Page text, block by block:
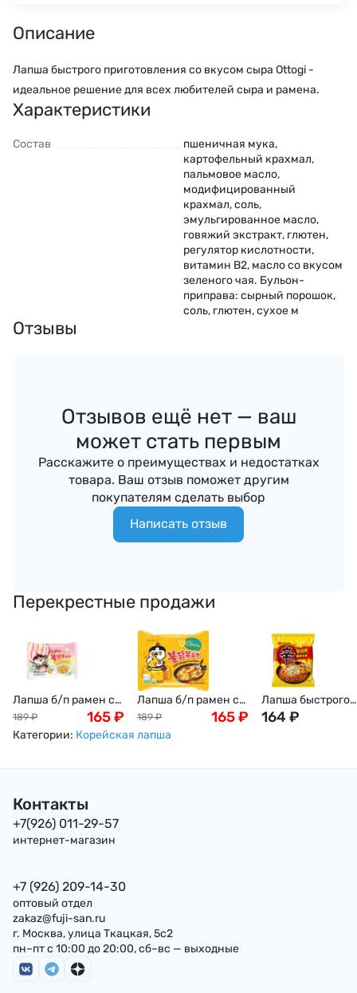
Описание
Лапша быстрого приготовления со вкусом сыра Ottogi -
идеальное решение для всех любителей сыра и рамена.
Характеристики
Состав
пшеничная мука,
картофельный крахмал,
пальмовое масло,
модифицированный
крахмал, соль,
эмульгированное масло,
говяжий экстракт, глютен,
регулятор кислотности,
витамин В2, масло со вкусом
зеленого чая. Бульон-
приправа: сырный порошок,
соль, глютен, сухое м
Отзывы
Отзывов ещё нет — ваш
может стать первым
Расскажите о преимуществах и недостатках
товара. Ваш отзыв поможет другим
покупателям сделать выбор
Написать отзыв
Перекрестные продажи
Лапша б/п рамен со
вкусом острой
курицы Бульдак в
сливочном соусе
140г Корея
189 ₽ 165₽
Лапша б/п рамен со
вкусом острой
курицы и сыра
189 ₽ 165₽
Лапша быстрого
приготовления
164₽
Категории: Корейская лапша
Контакты
+7(926) 011-29-57
интернет-магазин
+7 (926) 209-14-30
оптовый отдел
zakaz@fuji-san.ru
г. Москва, улица Ткацкая, 5с2
пн–пт с 10:00 до 20:00, сб–вс — выходные